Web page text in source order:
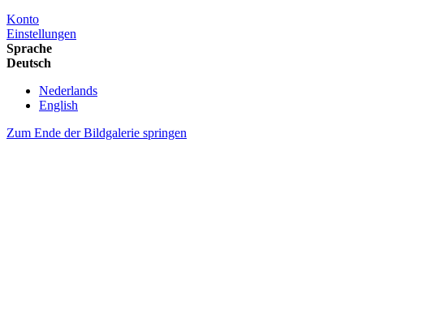
Konto
Einstellungen
Sprache
Deutsch
Nederlands
English
Zum Ende der Bildgalerie springen